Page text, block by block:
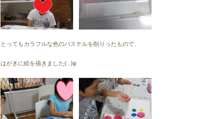
とってもカラフルな色のパステルを削りったもので、
はがきに絵を描きました( ..)φ